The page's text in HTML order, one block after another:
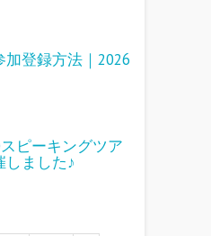
登録方法｜2026
ピーキングツア
しました♪